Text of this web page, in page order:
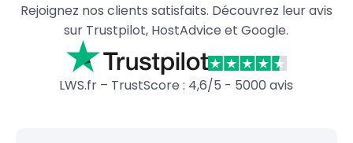
Rejoignez nos clients satisfaits. Découvrez leur avis
sur Trustpilot, HostAdvice et Google.
LWS.fr – TrustScore : 4,6/5 - 5000 avis